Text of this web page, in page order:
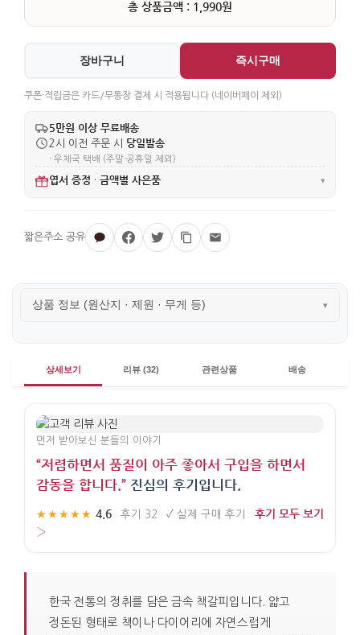
총 상품금액 : 1,990원
장바구니 즉시구매
쿠폰·적립금은 카드/무통장 결제 시 적용됩니다 (네이버페이 제외)
5만원 이상 무료배송
2시 이전 주문 시 당일발송
· 우체국 택배 (주말·공휴일 제외)
엽서 증정 · 금액별 사은품 ▾
상품 정보 (원산지 · 제원 · 무게 등) ▾
상세보기 리뷰 (32) 관련상품 배송
먼저 받아보신 분들의 이야기
“저렴하면서 품질이 아주 좋아서 구입을 하면서
감동을 합니다.” 진심의 후기입니다.
★★★★★ 4.6 · 후기 32 · ✓ 실제 구매 후기 · 후기 모두 보기
›
한국 전통의 정취를 담은 금속 책갈피입니다. 얇고
정돈된 형태로 책이나 다이어리에 자연스럽게